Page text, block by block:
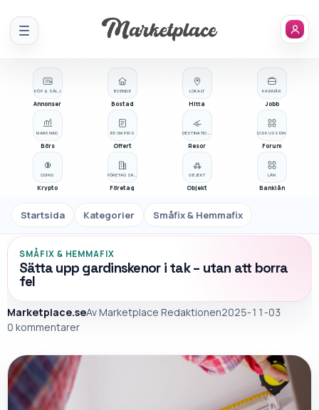
Meny
KÖP & SÄLJ
Annonser
BOENDE
Bostad
OBJEKT
Objekt
BE OM PRIS
Offert
Företag
LÅN
Banklån
MARKNAD
Börs
LOKALT
Hitta
KARRIÄR
Jobb
Resor
COINS
Krypto
DISKUSSION
Forum
Startsida Kategorier Småfix & Hemmafix
SMÅFIX & HEMMAFIX
Sätta upp gardinskenor i tak – utan att borra
fel
Marketplace.seAvMarketplace Redaktionen2025-11-03
0 kommentarer